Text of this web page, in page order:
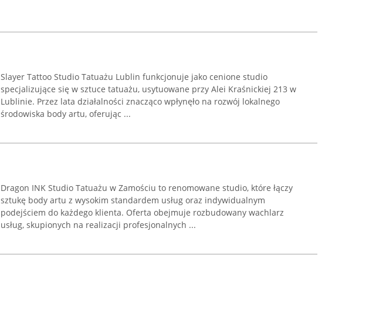
Slayer Tattoo Studio Tatuażu Lublin funkcjonuje jako cenione studio
specjalizujące się w sztuce tatuażu, usytuowane przy Alei Kraśnickiej 213 w
Lublinie. Przez lata działalności znacząco wpłynęło na rozwój lokalnego
środowiska body artu, oferując ...
Dragon INK Studio Tatuażu w Zamościu to renomowane studio, które łączy
sztukę body artu z wysokim standardem usług oraz indywidualnym
podejściem do każdego klienta. Oferta obejmuje rozbudowany wachlarz
usług, skupionych na realizacji profesjonalnych ...